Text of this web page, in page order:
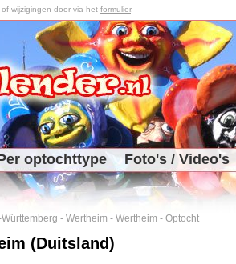
wijzigingen door via het formulier.
optochttype Foto's / Video's
- Wertheim - Wertheim - Optocht
(Duitsland)